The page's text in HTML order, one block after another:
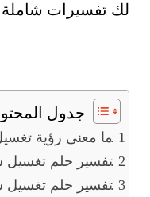
لك تفسيرات شاملة
جدول
ما معنى رؤية
تفسير حلم
تفسير حلم